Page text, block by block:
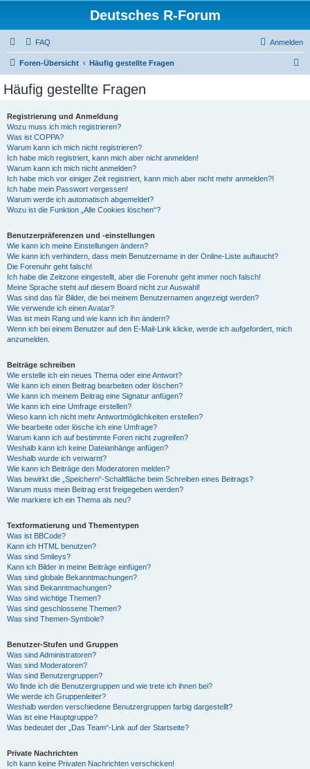
Deutsches R-Forum
FAQ Anmelden
Foren-Übersicht Häufig gestellte Fragen
Häufig gestellte Fragen
Registrierung und Anmeldung
Wozu muss ich mich registrieren?
Was ist COPPA?
Warum kann ich mich nicht registrieren?
Ich habe mich registriert, kann mich aber nicht anmelden!
Warum kann ich mich nicht anmelden?
Ich habe mich vor einiger Zeit registriert, kann mich aber nicht mehr anmelden?!
Ich habe mein Passwort vergessen!
Warum werde ich automatisch abgemeldet?
Wozu ist die Funktion „Alle Cookies löschen“?
Benutzerpräferenzen und -einstellungen
Wie kann ich meine Einstellungen ändern?
Wie kann ich verhindern, dass mein Benutzername in der Online-Liste auftaucht?
Die Forenuhr geht falsch!
Ich habe die Zeitzone eingestellt, aber die Forenuhr geht immer noch falsch!
Meine Sprache steht auf diesem Board nicht zur Auswahl!
Was sind das für Bilder, die bei meinem Benutzernamen angezeigt werden?
Wie verwende ich einen Avatar?
Was ist mein Rang und wie kann ich ihn ändern?
Wenn ich bei einem Benutzer auf den E-Mail-Link klicke, werde ich aufgefordert, mich
anzumelden.
Beiträge schreiben
Wie erstelle ich ein neues Thema oder eine Antwort?
Wie kann ich einen Beitrag bearbeiten oder löschen?
Wie kann ich meinem Beitrag eine Signatur anfügen?
Wie kann ich eine Umfrage erstellen?
Wieso kann ich nicht mehr Antwortmöglichkeiten erstellen?
Wie bearbeite oder lösche ich eine Umfrage?
Warum kann ich auf bestimmte Foren nicht zugreifen?
Weshalb kann ich keine Dateianhänge anfügen?
Weshalb wurde ich verwarnt?
Wie kann ich Beiträge den Moderatoren melden?
Was bewirkt die „Speichern“-Schaltfläche beim Schreiben eines Beitrags?
Warum muss mein Beitrag erst freigegeben werden?
Wie markiere ich ein Thema als neu?
Textformatierung und Thementypen
Was ist BBCode?
Kann ich HTML benutzen?
Was sind Smileys?
Kann ich Bilder in meine Beiträge einfügen?
Was sind globale Bekanntmachungen?
Was sind Bekanntmachungen?
Was sind wichtige Themen?
Was sind geschlossene Themen?
Was sind Themen-Symbole?
Benutzer-Stufen und Gruppen
Was sind Administratoren?
Was sind Moderatoren?
Was sind Benutzergruppen?
Wo finde ich die Benutzergruppen und wie trete ich ihnen bei?
Wie werde ich Gruppenleiter?
Weshalb werden verschiedene Benutzergruppen farbig dargestellt?
Was ist eine Hauptgruppe?
Was bedeutet der „Das Team“-Link auf der Startseite?
Private Nachrichten
Ich kann keine Privaten Nachrichten verschicken!